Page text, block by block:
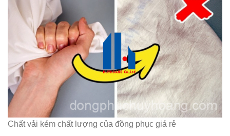
Chất vải kém chất lượng của đồng phục giá rẻ